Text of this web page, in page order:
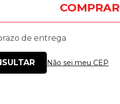
COMPRAR
de entrega
Não sei meu CEP